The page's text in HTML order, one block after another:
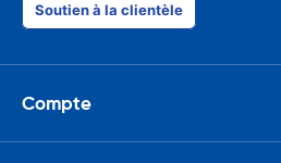
Soutien à la clientèle
Compte